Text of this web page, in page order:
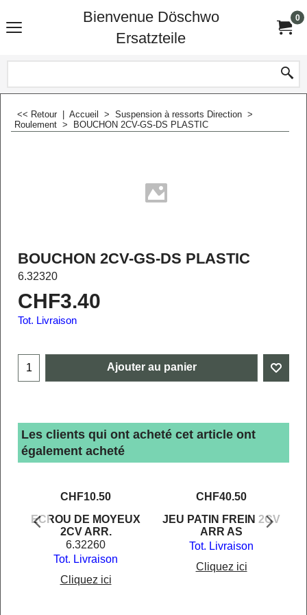
Bienvenue Döschwo
Ersatzteile
0
<< Retour Accueil > Suspension à ressorts Direction >
Roulement > BOUCHON 2CV-GS-DS PLASTIC
BOUCHON 2CV-GS-DS PLASTIC
6.32320
CHF3.40
Tot. Livraison
Ajouter au panier
Les clients qui ont acheté cet article ont
également acheté
CHF10.50
ECROU DE MOYEUX
2CV ARR.
6.32260
Tot. Livraison
Cliquez ici
CHF40.50
JEU PATIN FREIN 2CV
ARR AS
Tot. Livraison
Cliquez ici